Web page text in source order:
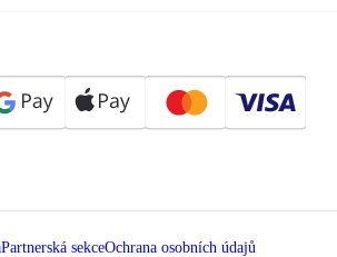
Partnerská sekceOchrana osobních údajů